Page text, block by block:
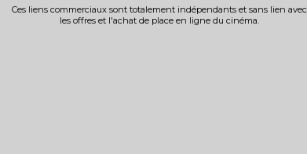
Ces liens commerciaux sont totalement indépendants et sans lien avec
les offres et l'achat de place en ligne du cinéma.